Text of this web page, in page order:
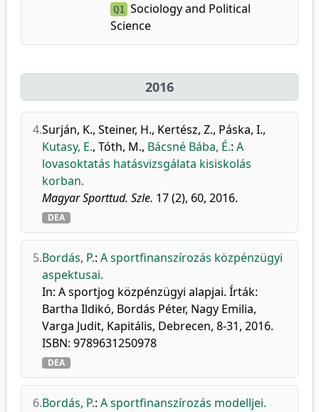
Q1
Sociology and Political
Science
2016
4.Surján, K., Steiner, H., Kertész, Z., Páska, I.,
Kutasy, E., Tóth, M., Bácsné Bába, É.: A
lovasoktatás hatásvizsgálata kisiskolás
korban.
Magyar Sporttud. Szle. 17 (2), 60, 2016.
DEA
5.Bordás, P.: A sportfinanszírozás közpénzügyi
aspektusai.
In: A sportjog közpénzügyi alapjai. Írták:
Bartha Ildikó, Bordás Péter, Nagy Emilia,
Varga Judit, Kapitális, Debrecen, 8-31, 2016.
ISBN: 9789631250978
DEA
6.Bordás, P.: A sportfinanszírozás modelljei.